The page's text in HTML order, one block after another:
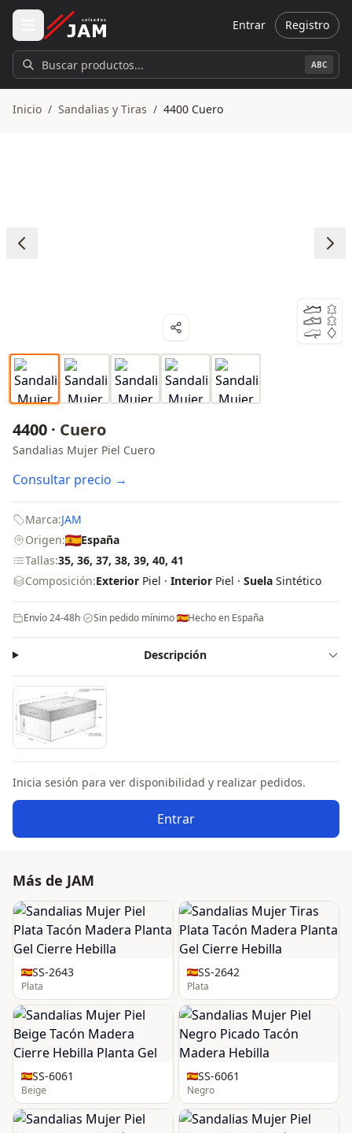
Ir al contenido principal
Entrar Registro
Buscar productos... ABC
Inicio / Sandalias y Tiras / 4400 Cuero
4400 · Cuero
Sandalias Mujer Piel Cuero
Consultar precio →
Marca:JAM
Origen:
España
Tallas:35, 36, 37, 38, 39, 40, 41
Composición:Exterior Piel · Interior Piel · Suela Sintético
Envío 24-48h· Sin pedido mínimo· Hecho en España
Descripción
Inicia sesión para ver disponibilidad y realizar pedidos.
Entrar
Más de JAM
SS-2643
Plata
SS-2642
Plata
SS-6061
Beige
SS-6061
Negro